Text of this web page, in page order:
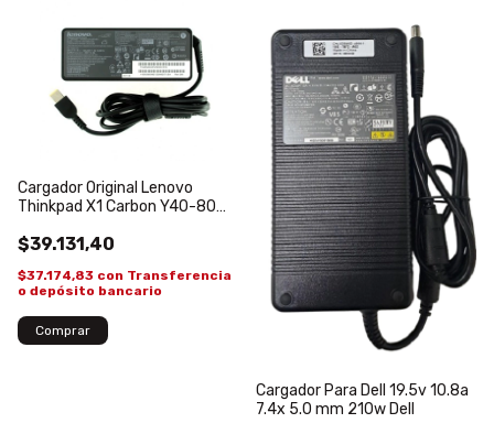
Cargador Original Lenovo
Thinkpad X1 Carbon Y40-80
Yoga Pin USB
$39.131,40
$37.174,83 con Transferencia
o depósito bancario
Cargador Para Dell 19.5v 10.8a
7.4x 5.0 mm 210w Dell